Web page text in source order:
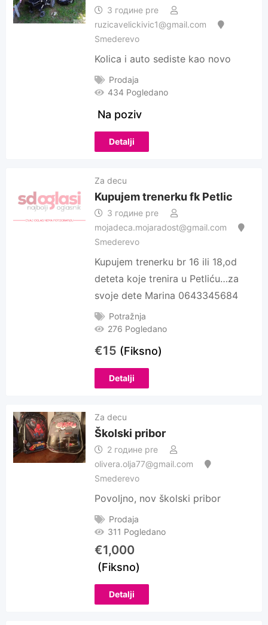
3 године pre
ruzicavelickivic1@gmail.com
Smederevo
Kolica i auto sediste kao novo
Prodaja
434 Pogledano
Na poziv
Detalji
Za decu
Kupujem trenerku fk Petlic
3 године pre
mojadeca.mojaradost@gmail.com
Smederevo
Kupujem trenerku br 16 ili 18,od
deteta koje trenira u Petliću…za
svoje dete Marina 0643345684
Potražnja
276 Pogledano
€15 (Fiksno)
Detalji
Za decu
Školski pribor
2 године pre
olivera.olja77@gmail.com
Smederevo
Povoljno, nov školski pribor
Prodaja
311 Pogledano
€1,000
(Fiksno)
Detalji